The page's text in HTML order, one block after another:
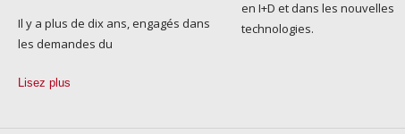
Il y a plus de dix ans, engagés dans
les demandes du
Lisez plus
en I+D et dans les nouvelles
technologies.